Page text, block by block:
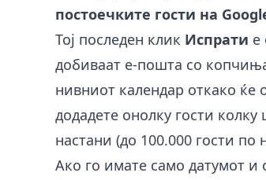
постоечките гости на
Тој последен клик Испрати е
добиваат е-пошта со
нивниот календар откако ќе
додадете онолку гости
настани (до 100.000 гости по
Ако го имате само датумот и